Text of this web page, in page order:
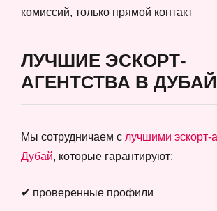
комиссий, только прямой контакт
ЛУЧШИЕ ЭСКОРТ-
АГЕНТСТВА В ДУБАЙ
Мы сотрудничаем с лучшими эскорт-
Дубай, которые гарантируют:
✔ проверенные профили